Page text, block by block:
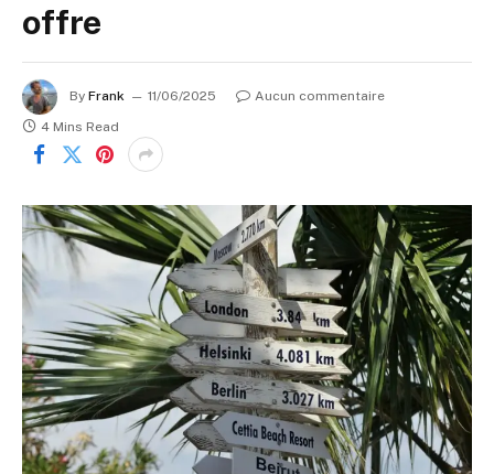
offre
By Frank 11/06/2025
Aucun commentaire
4 Mins Read